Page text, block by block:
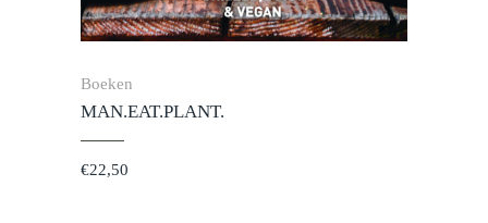
Boeken
MAN.EAT.PLANT.
€22,50